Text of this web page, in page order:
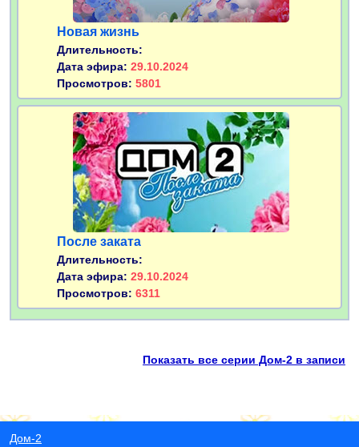
Новая жизнь
Длительность:
Дата эфира: 29.10.2024
Просмотров: 5801
После заката
Длительность:
Дата эфира: 29.10.2024
Просмотров: 6311
Показать все серии Дом-2 в записи
Дом-2